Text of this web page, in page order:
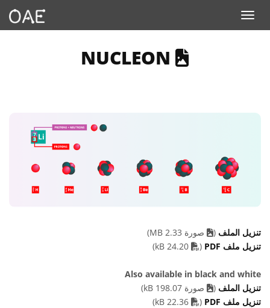
Toggle navigation
AN IMAGE
تنزيل الملف (
صورة 2.33 MB)
تنزيل ملف PDF
(
PDF file
Also available in black and white
تنزيل الملف (
صورة 198.07 kB)
تنزيل ملف PDF
(
PDF file